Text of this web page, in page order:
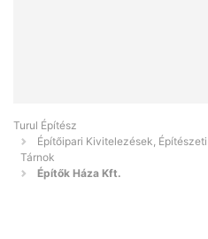
Turul Építész
Építőipari Kivitelezések,
Tárnok
Építők Háza Kft.